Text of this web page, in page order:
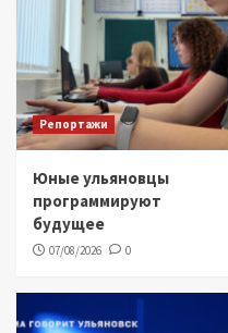
Репортажи
Юные ульяновцы
программируют
будущее
07/08/2026 0